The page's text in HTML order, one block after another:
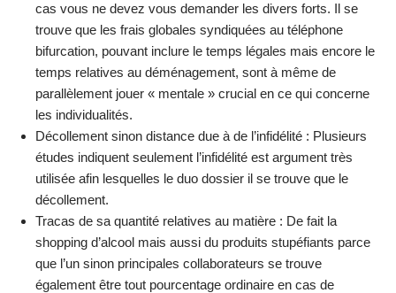
cas vous ne devez vous demander les divers forts. Il se
trouve que les frais globales syndiquées au téléphone
bifurcation, pouvant inclure le temps légales mais encore le
temps relatives au déménagement, sont à même de
parallèlement jouer « mentale » crucial en ce qui concerne
les individualités.
Décollement sinon distance due à de l’infidélité : Plusieurs
études indiquent seulement l’infidélité est argument très
utilisée afin lesquelles le duo dossier il se trouve que le
décollement.
Tracas de sa quantité relatives au matière : De fait la
shopping d’alcool mais aussi du produits stupéfiants parce
que l’un sinon principales collaborateurs se trouve
également être tout pourcentage ordinaire en cas de